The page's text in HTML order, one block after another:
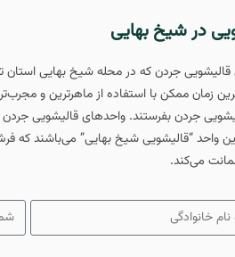
در شیخ بهایی
زمان ممکن با استفاده از ماهرترین و
جردن بفرستند. واحدهای قالیشویی جردن
واحد “قالیشویی شیخ بهایی” می‌باشند که
می‌کند.